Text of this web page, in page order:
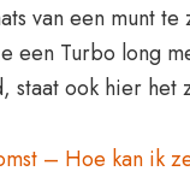
van een munt
een Turbo long
ook hier het
– Hoe kan ik